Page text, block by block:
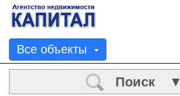
Все объекты
Поиск ▼